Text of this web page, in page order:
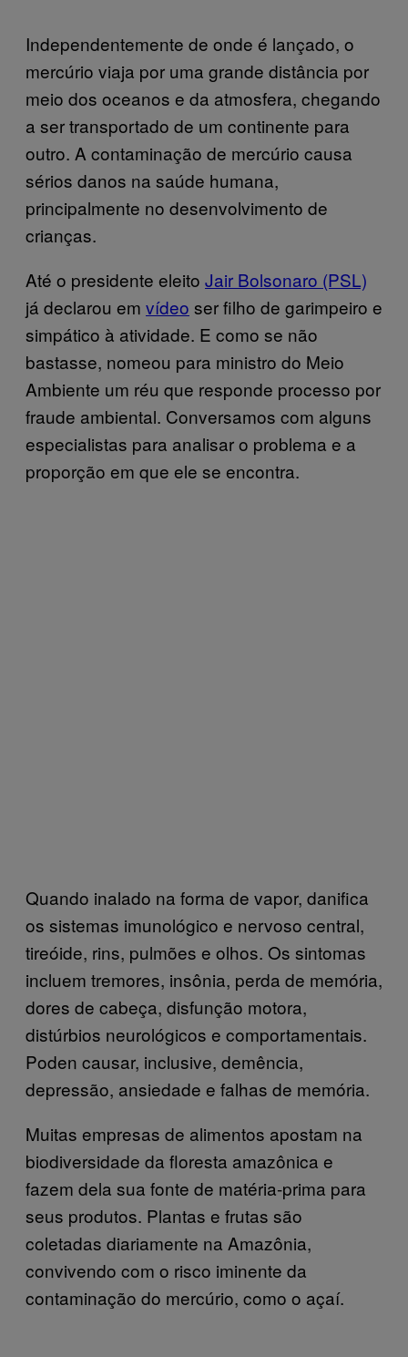
Independentemente de onde é lançado, o
mercúrio viaja por uma grande distância por
meio dos oceanos e da atmosfera, chegando
a ser transportado de um continente para
outro. A contaminação de mercúrio causa
sérios danos na saúde humana,
principalmente no desenvolvimento de
crianças.
Até o presidente eleito Jair Bolsonaro (PSL)
já declarou em vídeo ser filho de garimpeiro e
simpático à atividade. E como se não
bastasse, nomeou para ministro do Meio
Ambiente um réu que responde processo por
fraude ambiental. Conversamos com alguns
especialistas para analisar o problema e a
proporção em que ele se encontra.
Quando inalado na forma de vapor, danifica
os sistemas imunológico e nervoso central,
tireóide, rins, pulmões e olhos. Os sintomas
incluem tremores, insônia, perda de memória,
dores de cabeça, disfunção motora,
distúrbios neurológicos e comportamentais.
Poden causar, inclusive, demência,
depressão, ansiedade e falhas de memória.
Muitas empresas de alimentos apostam na
biodiversidade da floresta amazônica e
fazem dela sua fonte de matéria-prima para
seus produtos. Plantas e frutas são
coletadas diariamente na Amazônia,
convivendo com o risco iminente da
contaminação do mercúrio, como o açaí.